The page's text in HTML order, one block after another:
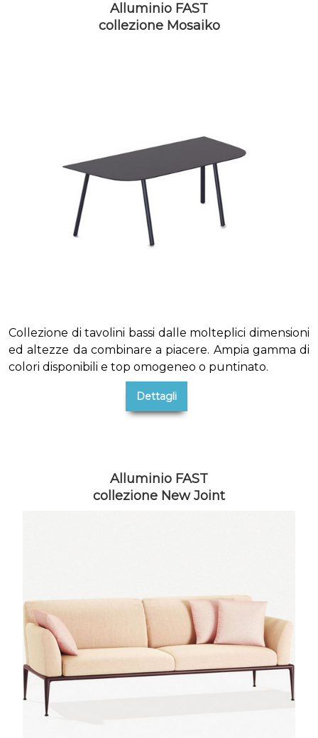
Alluminio FAST
collezione Mosaiko
Collezione di tavolini bassi dalle molteplici dimensioni
ed altezze da combinare a piacere. Ampia gamma di
colori disponibili e top omogeneo o puntinato.
Dettagli
Alluminio FAST
collezione New Joint